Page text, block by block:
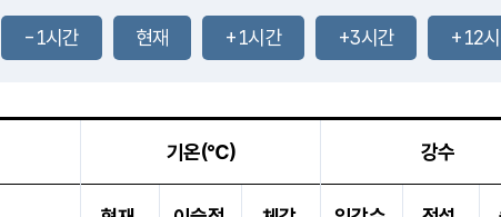
35.4
℃
37.2℃
1.0m/s
-mm
-mm
-1시간 현재 +1시간 +3시간 +12
기온(℃) 강수